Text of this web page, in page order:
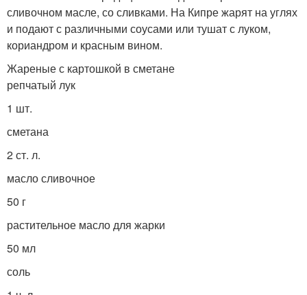
сливочном масле, со сливками. На Кипре жарят на углях
и подают с различными соусами или тушат с луком,
кориандром и красным вином.
Жареные с картошкой в сметане
репчатый лук
1 шт.
сметана
2 ст. л.
масло сливочное
50 г
растительное масло для жарки
50 мл
соль